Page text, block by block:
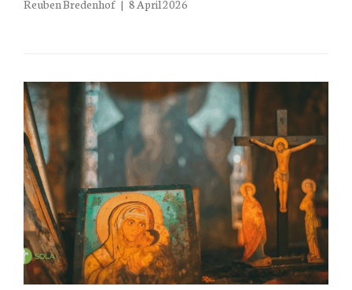
Reuben Bredenhof 8 April 2026